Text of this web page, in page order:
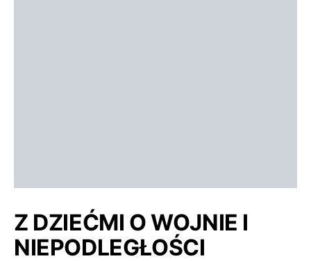
Z DZIEĆMI O WOJNIE I
NIEPODLEGŁOŚCI